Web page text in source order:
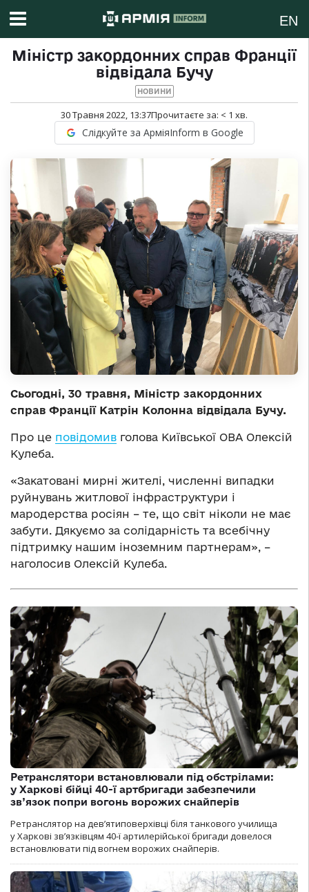
EN
Міністр закордонних справ Франції
відвідала Бучу
НОВИНИ
30 Травня 2022, 13:37Прочитаєте за: < 1 хв.
Слідкуйте за АрміяInform в Google
Сьогодні, 30 травня, Міністр закордонних
справ Франції Катрін Колонна відвідала Бучу.
Про це повідомив голова Київської ОВА Олексій
Кулеба.
«Закатовані мирні жителі, численні випадки
руйнувань житлової інфраструктури і
мародерства росіян – те, що світ ніколи не має
забути. Дякуємо за солідарність та всебічну
підтримку нашим іноземним партнерам», –
наголосив Олексій Кулеба.
Ретранслятори встановлювали під обстрілами:
у Харкові бійці 40-ї артбригади забезпечили
зв’язок попри вогонь ворожих снайперів
Ретранслятор на дев’ятиповерхівці біля танкового училища
у Харкові зв’язківцям 40-ї артилерійської бригади довелося
встановлювати під вогнем ворожих снайперів.